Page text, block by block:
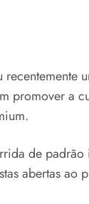
promover a
de
abertas ao